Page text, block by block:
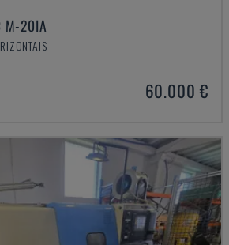
M-20IA
60.000 €